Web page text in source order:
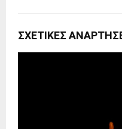
ΣΧΕΤΙΚΈΣ